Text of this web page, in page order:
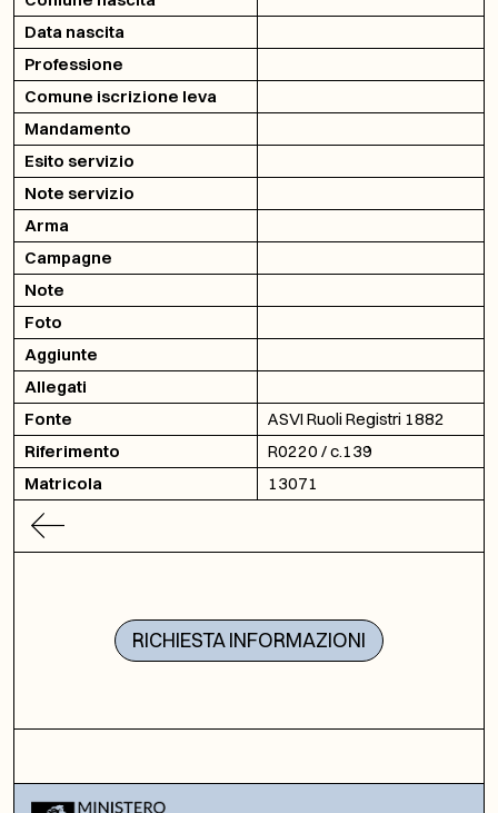
Data nascita
Professione
Comune iscrizione leva
Mandamento
Esito servizio
Note servizio
Arma
Campagne
Note
Foto
Aggiunte
Allegati
Fonte
ASVI Ruoli Registri 1882
Riferimento
R0220 / c.139
Matricola
13071
RICHIESTA INFORMAZIONI